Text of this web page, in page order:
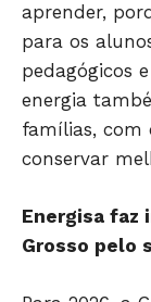
aprender,
para os
pedagógicos
energia
famílias, com
conservar
Energisa faz
Grosso pelo